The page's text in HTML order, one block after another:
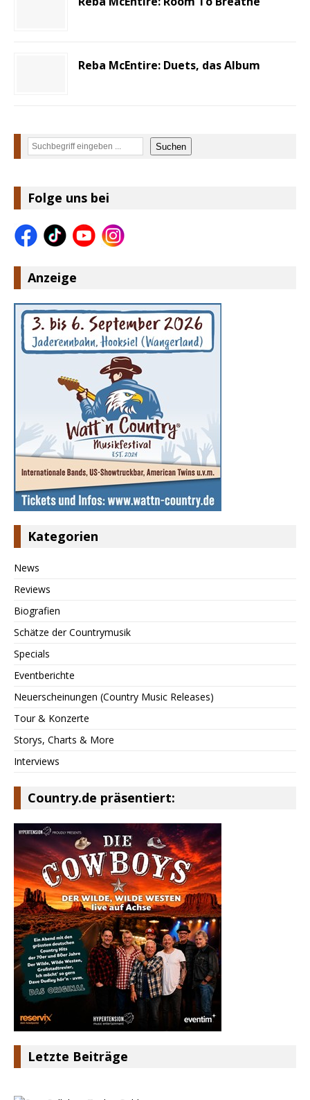
Reba McEntire: Duets, das Album
Suchen Suchen
Folge uns bei
Anzeige
Kategorien
News
Reviews
Biografien
Schätze der Countrymusik
Specials
Eventberichte
Neuerscheinungen (Country Music Releases)
Tour & Konzerte
Storys, Charts & More
Interviews
Country.de präsentiert:
Letzte Beiträge